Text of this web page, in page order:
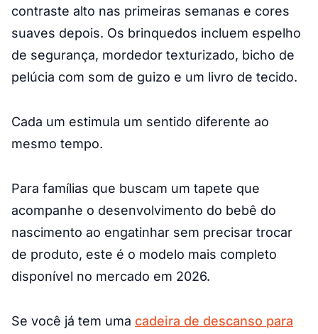
contraste alto nas primeiras semanas e cores
suaves depois. Os brinquedos incluem espelho
de segurança, mordedor texturizado, bicho de
pelúcia com som de guizo e um livro de tecido.
Cada um estimula um sentido diferente ao
mesmo tempo.
Para famílias que buscam um tapete que
acompanhe o desenvolvimento do bebê do
nascimento ao engatinhar sem precisar trocar
de produto, este é o modelo mais completo
disponível no mercado em 2026.
Se você já tem uma cadeira de descanso para